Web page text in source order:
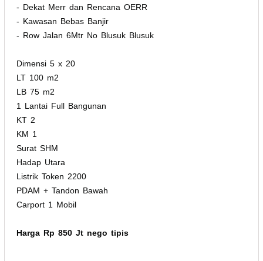
- Dekat Merr dan Rencana OERR
- Kawasan Bebas Banjir
- Row Jalan 6Mtr No Blusuk Blusuk
Dimensi 5 x 20
LT 100 m2
LB 75 m2
1 Lantai Full Bangunan
KT 2
KM 1
Surat SHM
Hadap Utara
Listrik Token 2200
PDAM + Tandon Bawah
Carport 1 Mobil
Harga Rp 850 Jt nego tipis